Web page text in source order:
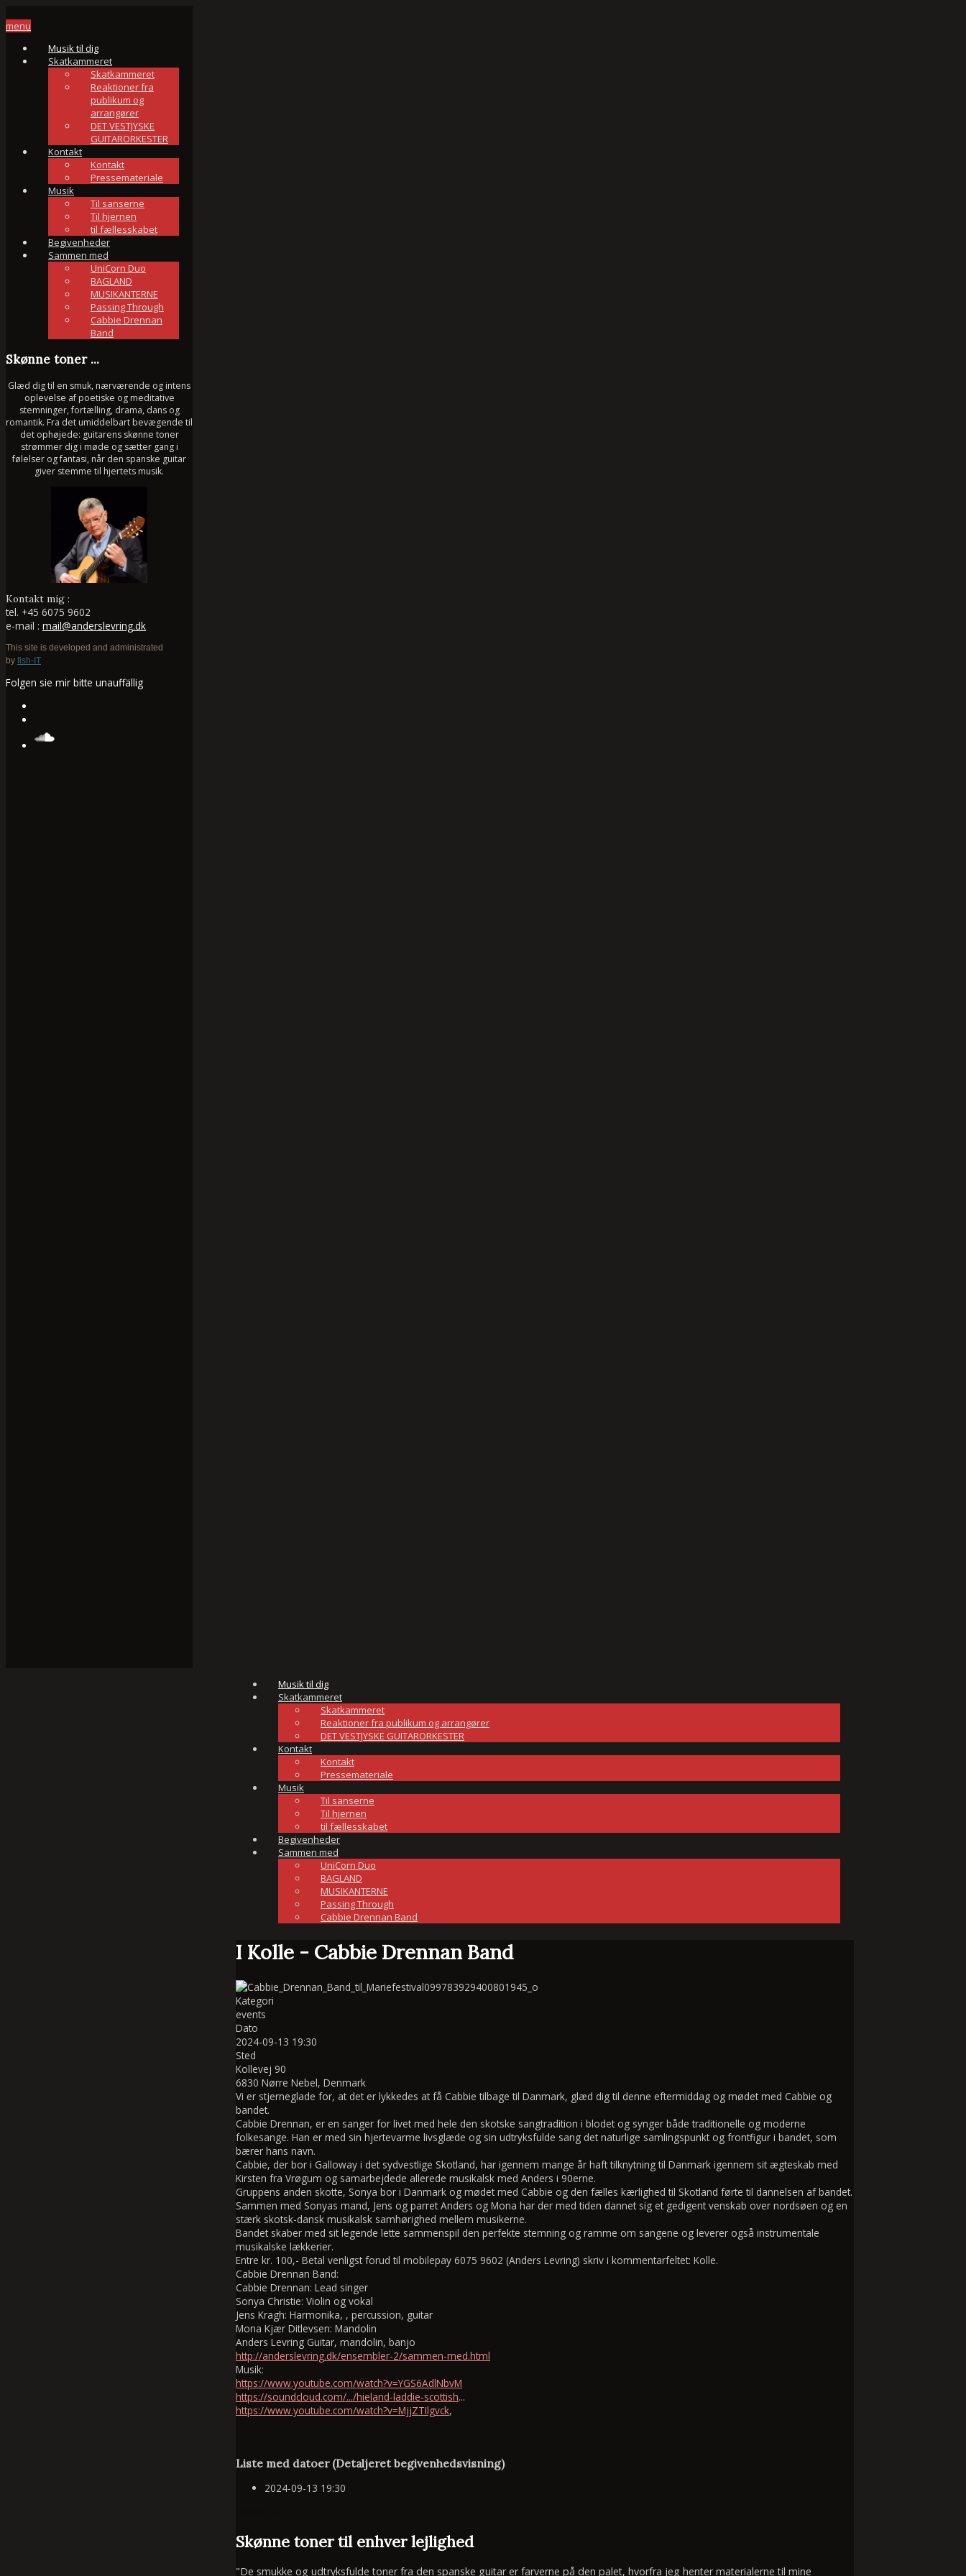
menu
Musik til dig
Skatkammeret
Skatkammeret
Reaktioner fra
publikum og
arrangører
DET VESTJYSKE
GUITARORKESTER
Kontakt
Kontakt
Pressemateriale
Musik
Til sanserne
Til hjernen
til fællesskabet
Begivenheder
Sammen med
UniCorn Duo
BAGLAND
MUSIKANTERNE
Passing Through
Cabbie Drennan
Band
Skønne toner ...
Glæd dig til en smuk, nærværende og intens
oplevelse af poetiske og meditative
stemninger, fortælling, drama, dans og
romantik. Fra det umiddelbart bevægende til
det ophøjede: guitarens skønne toner
strømmer dig i møde og sætter gang i
følelser og fantasi, når den spanske guitar
giver stemme til hjertets musik.
Kontakt mig :
tel. +45 6075 9602
e-mail : mail@anderslevring.dk
This site is developed and administrated
by fish-IT
Folgen sie mir bitte unauffällig
Musik til dig
Skatkammeret
Skatkammeret
Reaktioner fra publikum og arrangører
DET VESTJYSKE GUITARORKESTER
Kontakt
Kontakt
Pressemateriale
Musik
Til sanserne
Til hjernen
til fællesskabet
Begivenheder
Sammen med
UniCorn Duo
BAGLAND
MUSIKANTERNE
Passing Through
Cabbie Drennan Band
I Kolle - Cabbie Drennan Band
Kategori
events
Dato
2024-09-13 19:30
Sted
Kollevej 90
6830 Nørre Nebel, Denmark
Vi er stjerneglade for, at det er lykkedes at få Cabbie tilbage til Danmark, glæd dig til denne eftermiddag og mødet med Cabbie og
bandet.
Cabbie Drennan, er en sanger for livet med hele den skotske sangtradition i blodet og synger både traditionelle og moderne
folkesange. Han er med sin hjertevarme livsglæde og sin udtryksfulde sang det naturlige samlingspunkt og frontfigur i bandet, som
bærer hans navn.
Cabbie, der bor i Galloway i det sydvestlige Skotland, har igennem mange år haft tilknytning til Danmark igennem sit ægteskab med
Kirsten fra Vrøgum og samarbejdede allerede musikalsk med Anders i 90erne.
Gruppens anden skotte, Sonya bor i Danmark og mødet med Cabbie og den fælles kærlighed til Skotland førte til dannelsen af bandet.
Sammen med Sonyas mand, Jens og parret Anders og Mona har der med tiden dannet sig et gedigent venskab over nordsøen og en
stærk skotsk-dansk musikalsk samhørighed mellem musikerne.
Bandet skaber med sit legende lette sammenspil den perfekte stemning og ramme om sangene og leverer også instrumentale
musikalske lækkerier.
Entre kr. 100,- Betal venligst forud til mobilepay 6075 9602 (Anders Levring) skriv i kommentarfeltet: Kolle.
Cabbie Drennan Band:
Cabbie Drennan: Lead singer
Sonya Christie: Violin og vokal
Jens Kragh: Harmonika, , percussion, guitar
Mona Kjær Ditlevsen: Mandolin
Anders Levring Guitar, mandolin, banjo
http://anderslevring.dk/ensembler-2/sammen-med.html
Musik:
https://www.youtube.com/watch?v=YGS6AdlNbvM
https://soundcloud.com/.../hieland-laddie-scottish...
https://www.youtube.com/watch?v=MjjZTIlgvck,
Liste med datoer (Detaljeret begivenhedsvisning)
2024-09-13 19:30
Skønne toner til enhver lejlighed
"De smukke og udtryksfulde toner fra den spanske guitar er farverne på den palet, hvorfra jeg henter materialerne til mine